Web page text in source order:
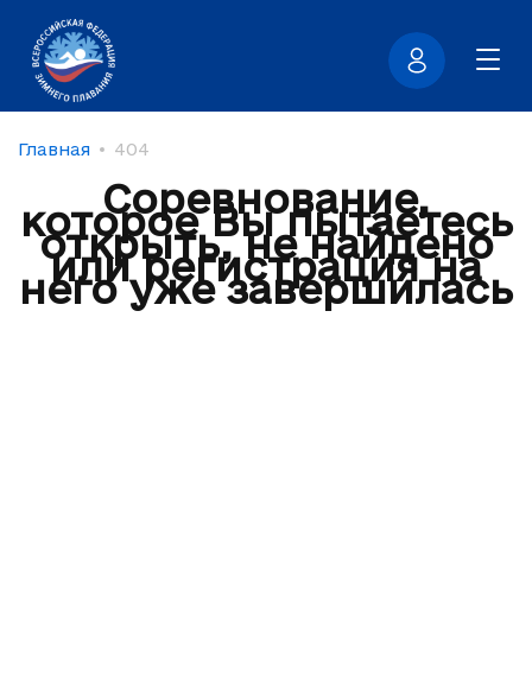
Главная 404
Соревнование,
которое Вы пытаетесь
открыть, не найдено
или регистрация на
него уже завершилась